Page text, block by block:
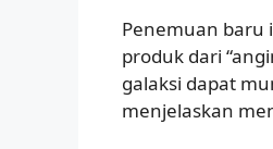
Penemuan baru
produk dari
galaksi dapat
menjelaskan